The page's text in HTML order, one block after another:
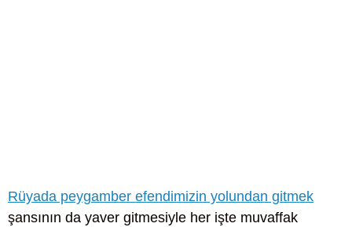
Rüyada peygamber efendimizin yolundan gitmek
şansının da yaver gitmesiyle her işte muvaffak